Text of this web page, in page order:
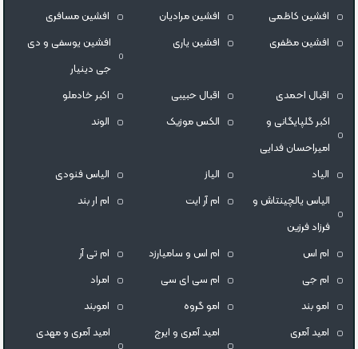
افشین کاظمی
افشین مرادیان
افشین مسافری
افشین مظفری
افشین یاری
افشین یوسفی و دی
جی دینیار
اقبال احمدی
اقبال حبیبی
اکبر خادملو
اکبر گلپایگانی و
امیراحسان فدایی
الکس موزیک الوند
الیاد الیاز
الیاس فنودی
الیاس یالچینتاش و
فرزاد فرزین
ام آر ایت ام‌ ار بند
ام اس ام اس و سامیارزد
ام تی آر
ام جی
ام سی ای سی
امراد
امو بند
امو گروه
اموبند
امید آمری
امید آمری و ایرج
امید آمری و مهدی